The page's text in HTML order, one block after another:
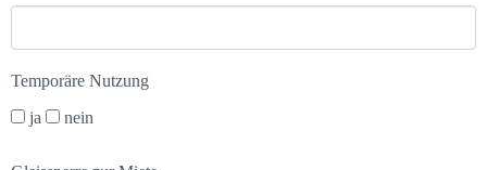
Temporäre Nutzung
ja
nein